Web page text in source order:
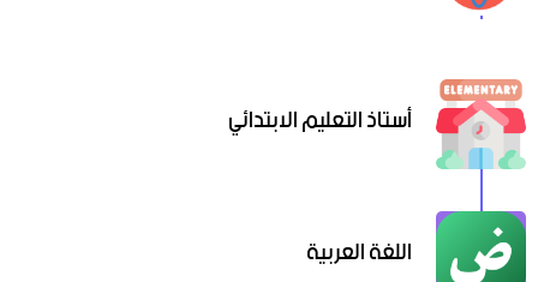
أستاذ التعليم الابتدائي
اللغة العربية